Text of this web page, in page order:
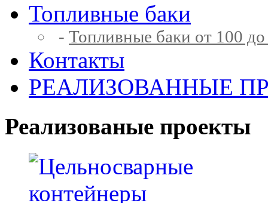
Топливные баки
- Топливные баки от 100
Контакты
РЕАЛИЗОВАННЫЕ
Реализованые проекты